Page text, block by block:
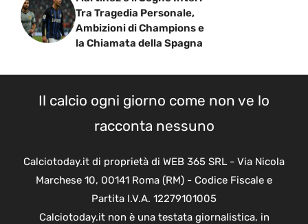
Tra Tragedia Personale,
Ambizioni di Champions e
la Chiamata della Spagna
Il calcio ogni giorno come non ve lo
racconta nessuno
Calciotoday.it di proprietà di WEB 365 SRL - Via Nicola
Marchese 10, 00141 Roma (RM) - Codice Fiscale e
Partita I.V.A. 12279101005
Calciotoday.it non è una testata giornalistica, in